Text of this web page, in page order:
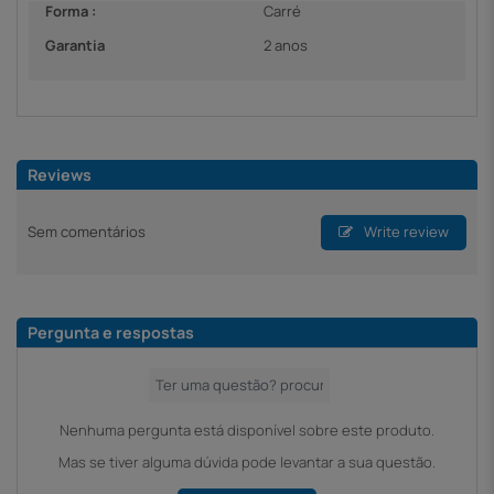
Forma :
Carré
Garantia
2 anos
Reviews
Sem comentários Write review
Pergunta e respostas
Nenhuma pergunta está disponível sobre este produto.
Mas se tiver alguma dúvida pode levantar a sua questão.